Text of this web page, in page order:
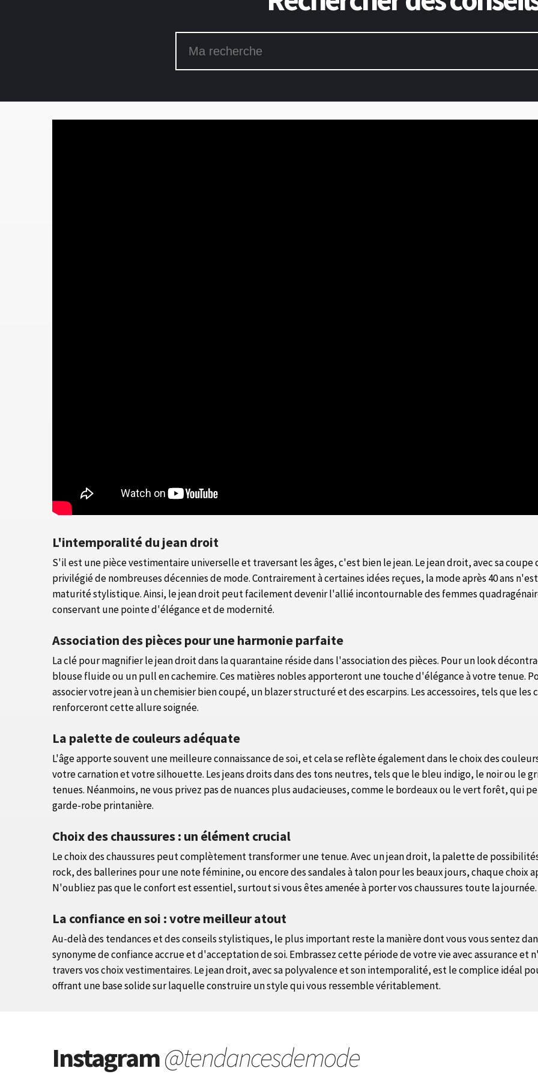
L'intemporalité du jean droit
S'il est une pièce vestimentaire universelle et traversant les âges, c'est bien le jean. Le jean droit, avec sa
privilégié de nombreuses décennies de mode. Contrairement à certaines idées reçues, la mode après 40 ans
maturité stylistique. Ainsi, le jean droit peut facilement devenir l'allié incontournable des femmes
conservant une pointe d'élégance et de modernité.
Association des pièces pour une harmonie parfaite
La clé pour magnifier le jean droit dans la quarantaine réside dans l'association des pièces. Pour un look
blouse fluide ou un pull en cachemire. Ces matières nobles apporteront une touche d'élégance à votre tenue.
associer votre jean à un chemisier bien coupé, un blazer structuré et des escarpins. Les accessoires, tels que
renforceront cette allure soignée.
La palette de couleurs adéquate
L'âge apporte souvent une meilleure connaissance de soi, et cela se reflète également dans le choix des
votre carnation et votre silhouette. Les jeans droits dans des tons neutres, tels que le bleu indigo, le noir ou le
tenues. Néanmoins, ne vous privez pas de nuances plus audacieuses, comme le bordeaux ou le vert forêt, qui
garde-robe printanière.
Choix des chaussures : un élément crucial
Le choix des chaussures peut complètement transformer une tenue. Avec un jean droit, la palette de
rock, des ballerines pour une note féminine, ou encore des sandales à talon pour les beaux jours, chaque choix
N'oubliez pas que le confort est essentiel, surtout si vous êtes amenée à porter vos chaussures toute la journée.
La confiance en soi : votre meilleur atout
Au-delà des tendances et des conseils stylistiques, le plus important reste la manière dont vous vous sentez
synonyme de confiance accrue et d'acceptation de soi. Embrassez cette période de votre vie avec assurance et
travers vos choix vestimentaires. Le jean droit, avec sa polyvalence et son intemporalité, est le complice idéal
offrant une base solide sur laquelle construire un style qui vous ressemble véritablement.
Instagram@tendancesdemode